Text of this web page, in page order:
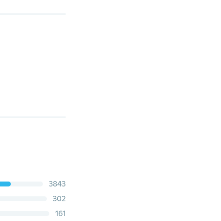
3843
302
161